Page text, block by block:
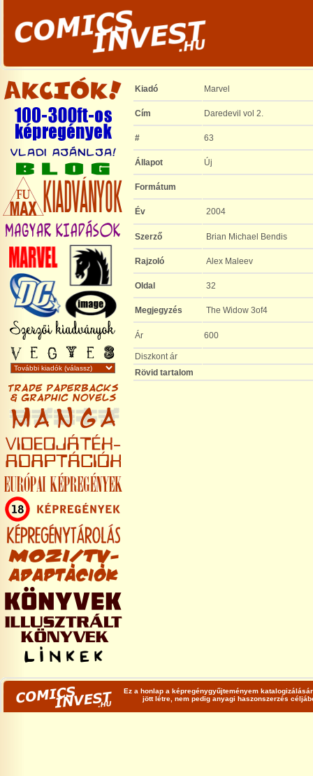
Kiadó Marvel
Cím Daredevil vol 2.
# 63
Állapot Új
Formátum
Év 2004
Szerző Brian Michael Bendis
Rajzoló Alex Maleev
Oldal 32
Megjegyzés The Widow 3of4
Ár 600
Diszkont ár
Rövid tartalom
Ez a honlap a képregénygyűjteményem
jött létre, nem pedig anyagi haszonszerzés